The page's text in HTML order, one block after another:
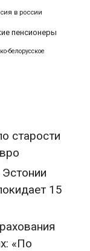
в россии
пенсионеры
белорусское
старости
15
«По